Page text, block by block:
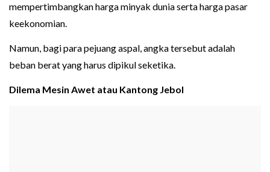
mempertimbangkan harga minyak dunia serta harga pasar
keekonomian.
Namun, bagi para pejuang aspal, angka tersebut adalah
beban berat yang harus dipikul seketika.
Dilema Mesin Awet atau Kantong Jebol